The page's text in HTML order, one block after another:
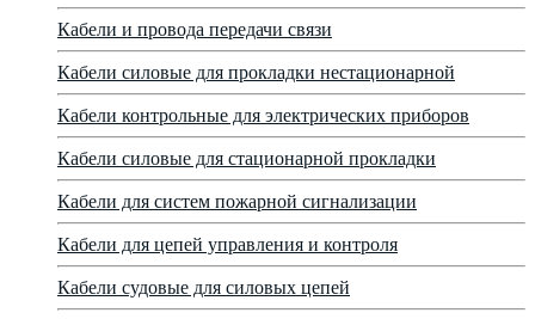
Кабели и провода передачи связи
Кабели силовые для прокладки нестационарной
Кабели контрольные для электрических приборов
Кабели силовые для стационарной прокладки
Кабели для систем пожарной сигнализации
Кабели для цепей управления и контроля
Кабели судовые для силовых цепей